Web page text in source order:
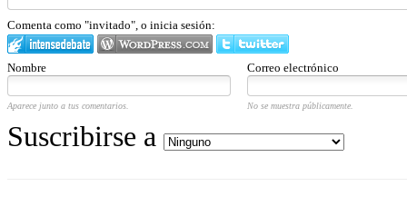
Comenta como "invitado", o inicia sesión:
Nombre Correo electrónico
Aparece junto a tus comentarios. No se muestra públicamente.
Suscribirse a